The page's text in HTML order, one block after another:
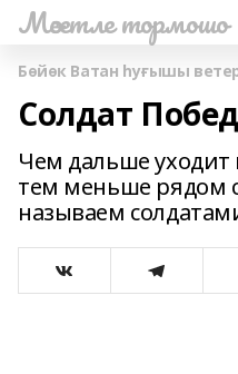
Мәсетле тормошо
Бөйөк Ватан һуғышы
Солдат
Чем дальше уходит
тем меньше рядом
называем